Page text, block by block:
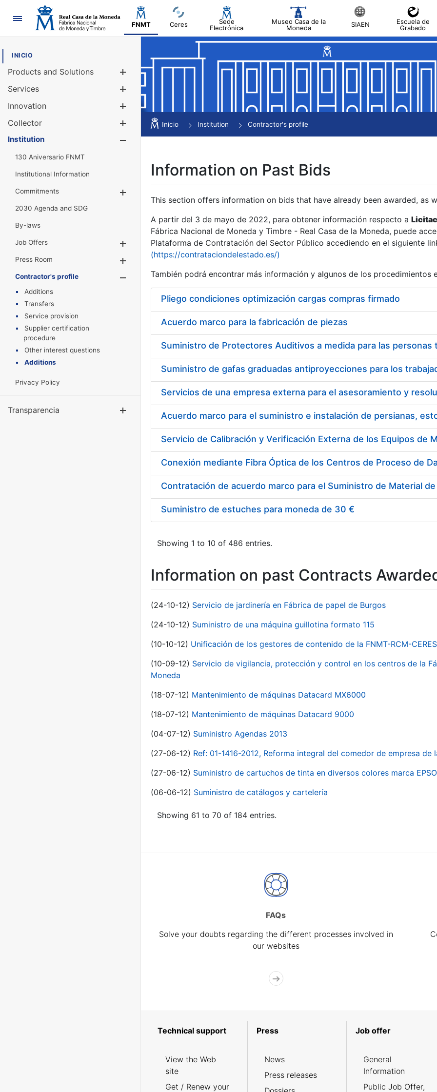
Navigation
FNMT Ceres
Sede
Electrónica
Museo Casa de la
Moneda
SIAEN
Escuela de
Grabado
INICIO
Products and Solutions
Services
Innovation
Collector
Show/Hide
Institution
130 Aniversario FNMT
Institutional Information
Commitments
2030 Agenda and SDG
By-laws
Job Offers
Show/Hide
Press Room
Show/Hide
Contractor's profile
Show/Hide
Additions
Transfers
Service provision
Supplier certification
procedure
Other interest questions
Additions
Privacy Policy
Transparencia Show/Hide
Inicio Institution Contractor's profile
Information on Past Bids
This section offers information on bids that have already been awarded, as
A partir del 3 de mayo de 2022, para obtener información respecto a
Fábrica Nacional de Moneda y Timbre - Real Casa de la Moneda, puede
Plataforma de Contratación del Sector Público accediendo en el siguiente
(https://contrataciondelestado.es/)
También podrá encontrar más información y algunos de los procedimientos
Pliego condiciones optimización cargas compras firmado
Acuerdo marco para la fabricación de piezas
Acuerdo marco para el suministro e instalación de persianas,
Suministro de estuches para moneda de 30 €
Showing 1 to 10 of 486 entries.
Information on past Contracts
(24-10-12) Servicio de jardinería en Fábrica de papel de Burgos
(24-10-12) Suministro de una máquina guillotina formato 115
(10-10-12) Unificación de los gestores de contenido de la FNMT-RCM-CERES
(10-09-12) Servicio de vigilancia, protección y control en los centros de la
Moneda
(18-07-12) Mantenimiento de máquinas Datacard MX6000
(18-07-12) Mantenimiento de máquinas Datacard 9000
(04-07-12) Suministro Agendas 2013
(27-06-12) Ref: 01-1416-2012, Reforma integral del comedor de empresa de
(27-06-12) Suministro de cartuchos de tinta en diversos colores marca
(06-06-12) Suministro de catálogos y cartelería
Showing 61 to 70 of 184 entries.
FAQs
Solve your doubts regarding the different processes involved in
our websites
Technical support
View the Web
site
Get / Renew your
Press
News
Press releases
Job offer
General
Information
Public Job Offer,